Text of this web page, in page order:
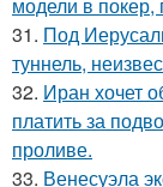
31. Под
туннель,
32. Иран хочет
платить за
проливе.
33. Венесуэла